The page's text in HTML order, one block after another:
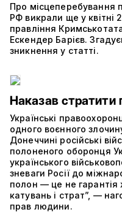
Про місцеперебування
РФ викрали ще у квітні
правління
Ескендер Барієв.
зникнення у статті.
Наказав стратити
Українські
одного воєнного
Донеччині російські
полоненого оборонця
українського
зневаги Росії до
полон — це не гарантія
катувань і страт”, —
прав людини.